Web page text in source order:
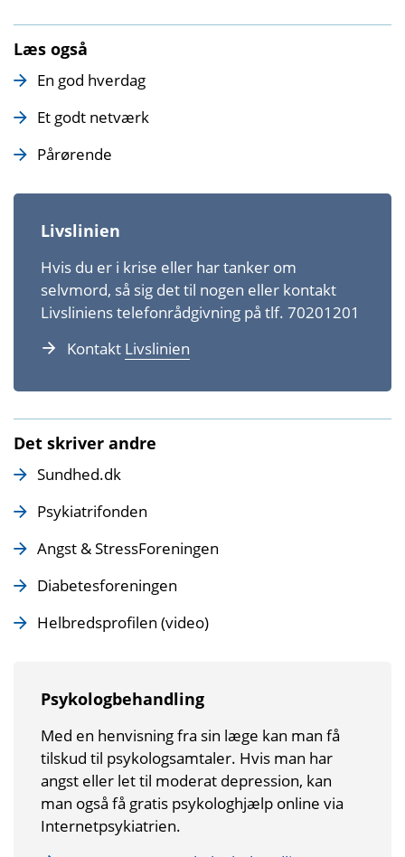
Læs også
En god hverdag
Et godt netværk
Pårørende
Livslinien
Hvis du er i krise eller har tanker om
selvmord, så sig det til nogen eller kontakt
Livsliniens telefonrådgivning på tlf. 70201201
Kontakt Livslinien
Det skriver andre
Sundhed.dk
Psykiatrifonden
Angst & StressForeningen
Diabetesforeningen
Helbredsprofilen (video)
Psykologbehandling
Med en henvisning fra sin læge kan man få
tilskud til psykologsamtaler. Hvis man har
angst eller let til moderat depression, kan
man også få gratis psykologhjælp online via
Internetpsykiatrien.